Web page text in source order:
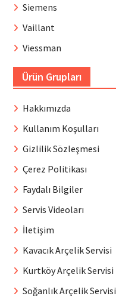
Siemens
Vaillant
Viessman
Ürün Grupları
Hakkımızda
Kullanım Koşulları
Gizlilik Sözleşmesi
Çerez Politikası
Faydalı Bilgiler
Servis Videoları
İletişim
Kavacık Arçelik Servisi
Kurtköy Arçelik Servisi
Soğanlık Arçelik Servisi